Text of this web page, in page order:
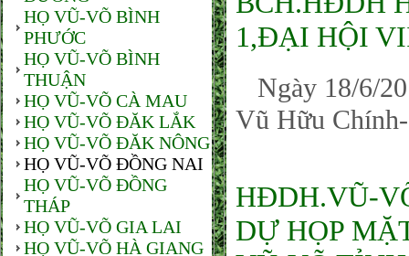
HỌ VŨ-VÕ BÌNH
PHƯỚC
HỌ VŨ-VÕ BÌNH
THUẬN
HỌ VŨ-VÕ CÀ MAU
HỌ VŨ-VÕ ĐĂK LẮK
HỌ VŨ-VÕ ĐĂK NÔNG
HỌ VŨ-VÕ ĐỒNG NAI
HỌ VŨ-VÕ ĐỒNG
THÁP
HỌ VŨ-VÕ GIA LAI
HỌ VŨ-VÕ HÀ GIANG
1,ĐẠI HỘI
Ngày 18/6/
Vũ Hữu
HĐDH.VŨ-
DỰ HỌP